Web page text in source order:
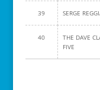
39 SERGE
40
THE DAVE
FIVE